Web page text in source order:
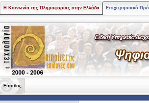
Η Κοινωνία της Πληροφορίας στην Ελλάδα Επιχειρησιακό
Είσοδος